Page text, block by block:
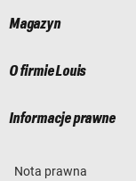
Magazyn
O firmie Louis
Informacje prawne
Nota prawna